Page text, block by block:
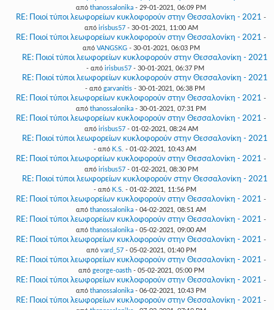
από thanossalonika - 29-01-2021, 06:09 PM
RE: Ποιοί τύποι λεωφορείων κυκλοφορούν στην Θεσσαλονίκη - 2021 -
από irisbus57- 30-01-2021, 11:00 AM
RE: Ποιοί τύποι λεωφορείων κυκλοφορούν στην Θεσσαλονίκη - 2021 -
από VANGSKG- 30-01-2021, 06:03 PM
RE: Ποιοί τύποι λεωφορείων κυκλοφορούν στην Θεσσαλονίκη - 2021
- από irisbus57- 30-01-2021, 06:37 PM
RE: Ποιοί τύποι λεωφορείων κυκλοφορούν στην Θεσσαλονίκη - 2021
- από garvanitis - 30-01-2021, 06:38 PM
RE: Ποιοί τύποι λεωφορείων κυκλοφορούν στην Θεσσαλονίκη - 2021 -
από thanossalonika - 30-01-2021, 07:31 PM
RE: Ποιοί τύποι λεωφορείων κυκλοφορούν στην Θεσσαλονίκη - 2021 -
από irisbus57- 01-02-2021, 08:24 AM
RE: Ποιοί τύποι λεωφορείων κυκλοφορούν στην Θεσσαλονίκη - 2021
- από K.S. - 01-02-2021, 10:43 AM
RE: Ποιοί τύποι λεωφορείων κυκλοφορούν στην Θεσσαλονίκη - 2021 -
από irisbus57- 01-02-2021, 08:30 PM
RE: Ποιοί τύποι λεωφορείων κυκλοφορούν στην Θεσσαλονίκη - 2021
- από K.S. - 01-02-2021, 11:56 PM
RE: Ποιοί τύποι λεωφορείων κυκλοφορούν στην Θεσσαλονίκη - 2021 -
από thanossalonika - 04-02-2021, 08:51 AM
RE: Ποιοί τύποι λεωφορείων κυκλοφορούν στην Θεσσαλονίκη - 2021 -
από thanossalonika - 05-02-2021, 09:00 AM
RE: Ποιοί τύποι λεωφορείων κυκλοφορούν στην Θεσσαλονίκη - 2021 -
από vard_57- 05-02-2021, 01:40 PM
RE: Ποιοί τύποι λεωφορείων κυκλοφορούν στην Θεσσαλονίκη - 2021 -
από george-oasth- 05-02-2021, 05:00 PM
RE: Ποιοί τύποι λεωφορείων κυκλοφορούν στην Θεσσαλονίκη - 2021 -
από thanossalonika - 06-02-2021, 10:43 PM
RE: Ποιοί τύποι λεωφορείων κυκλοφορούν στην Θεσσαλονίκη - 2021 -